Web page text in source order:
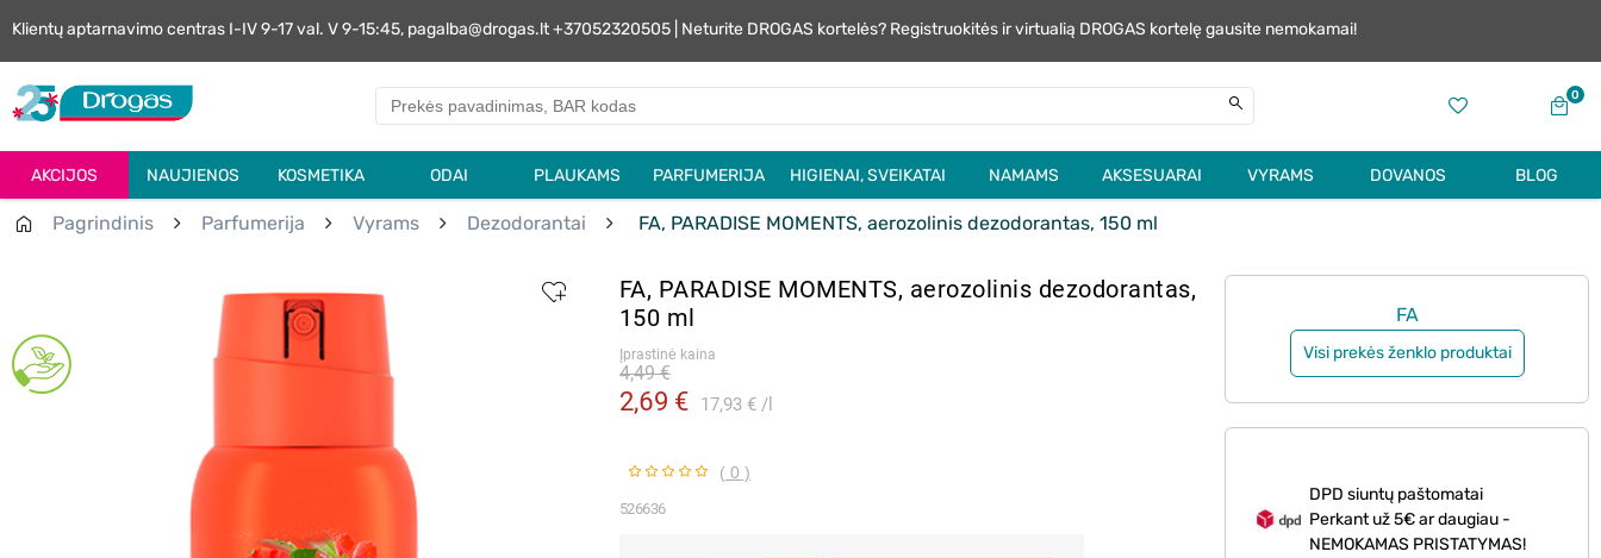
Klientų aptarnavimo centras I-IV 9-17 val. V 9-15:45, pagalba@drogas.lt +37052320505 | Neturite DROGAS kortelės? Registruokitės ir virtualią DROGAS kortelę gausite nemokamai!
0
AKCIJOS NAUJIENOS KOSMETIKA ODAI PLAUKAMS PARFUMERIJA HIGIENAI, SVEIKATAI NAMAMS AKSESUARAI VYRAMS DOVANOS BLOG
Pagrindinis Parfumerija Vyrams Dezodorantai FA, PARADISE MOMENTS, aerozolinis dezodorantas, 150 ml
FA, PARADISE MOMENTS, aerozolinis dezodorantas,
150 ml
Įprastinė kaina
2,69 € 17,93 € l
4,49 €
( 0 )
526636
FA
Visi prekės ženklo produktai
DPD siuntų paštomatai
Perkant už 5€ ar daugiau -
NEMOKAMAS PRISTATYMAS!